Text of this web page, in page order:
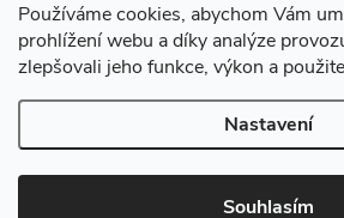
Používáme cookies, abychom Vám
prohlížení webu a díky analýze
zlepšovali jeho funkce, výkon a
Nastavení
Souhlasím
Crystalpool s.r.o.
Copyright 2026Crystalpool e-shop. Všechna
nastavení cookies